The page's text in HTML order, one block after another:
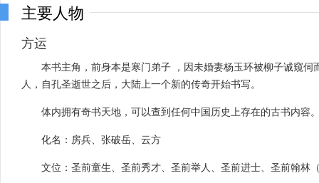
主要人物
方运
本书主角，前身本是寒门弟子 ，因未婚妻杨玉环被柳子诚窥
人，自孔圣逝世之后，大陆上一个新的传奇开始书写。
体内拥有奇书天地，可以查到任何中国历史上存在的古书内容
化名：房兵、张破岳、云方
文位：圣前童生、圣前秀才、圣前举人、圣前进士、圣前翰林